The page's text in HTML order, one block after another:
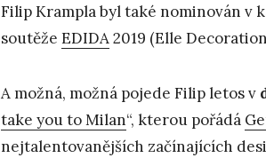
Filip Krampla byl také nominován
soutěže EDIDA2019 (Elle
A možná, možná pojede Filip letos v
take you to Milan“, kterou pořádá
nejtalentovanějších začínajících